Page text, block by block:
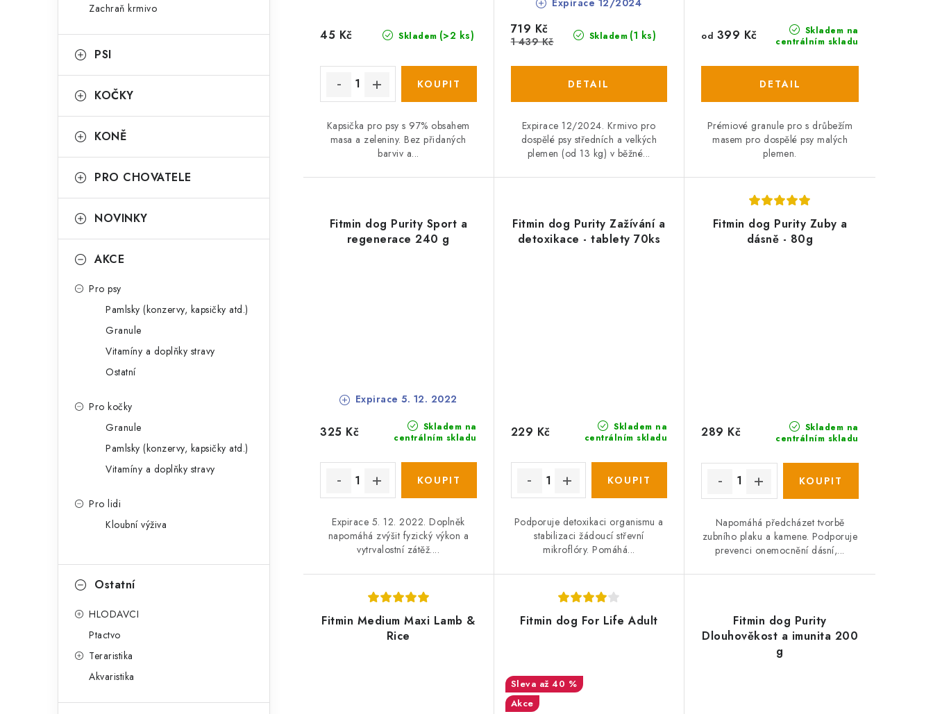
e
o
e
Zachraň krmivo
PSI
KOČKY
KONĚ
PRO CHOVATELE
NOVINKY
AKCE
Pro psy
Pamlsky (konzervy, kapsičky atd.)
Granule
Vitamíny a doplňky stravy
Ostatní
Pro kočky
Granule
Pamlsky (konzervy, kapsičky atd.)
Vitamíny a doplňky stravy
Pro lidi
Kloubní výživa
Ostatní
HLODAVCI
Ptactvo
Teraristika
Akvaristika
k
t
ů
Skladem (>2 ks)
45 Kč
Kapsička pro psy s 97% obsahem
masa a zeleniny. Bez přidaných
barviv a...
Skladem (1 ks)
719 Kč
1 439 Kč
Expirace 12/2024. Krmivo pro
dospělé psy středních a velkých
plemen (od 13 kg) v běžné...
Skladem na
centrálním skladu
od 399 Kč
Prémiové granule pro s drůbežím
masem pro dospělé psy malých
plemen.
Fitmin dog Purity Sport a
regenerace 240 g
Expirace 5. 12. 2022
Skladem na
centrálním skladu
325 Kč
Expirace 5. 12. 2022. Doplněk
napomáhá zvýšit fyzický výkon a
vytrvalostní zátěž....
Fitmin dog Purity Zažívání a
detoxikace - tablety 70ks
Skladem na
centrálním skladu
229 Kč
Podporuje detoxikaci organismu a
stabilizaci žádoucí střevní
mikroflóry. Pomáhá...
Fitmin dog Purity Zuby a
dásně - 80g
Skladem na
centrálním skladu
289 Kč
Napomáhá předcházet tvorbě
zubního plaku a kamene. Podporuje
prevenci onemocnění dásní,...
Fitmin Medium Maxi Lamb &
Rice
Fitmin dog For Life Adult
až 40 %
Akce
Fitmin dog Purity
Dlouhověkost a imunita 200
g